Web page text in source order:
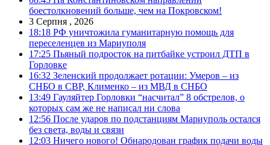
боестолкновений больше, чем на Покровском!
3 Серпня , 2026
18:18 РФ уничтожила гуманитарную помощь для
переселенцев из Мариуполя
17:25 Пьяный подросток на питбайке устроил ДТП в
Горловке
16:32 Зеленский продолжает ротации: Умеров – из
СНБО в СВР, Клименко – из МВД в СНБО
13:49 Гауляйтер Горловки “насчитал” 8 обстрелов, о
которых сам же не написал ни слова
12:56 После ударов по подстанциям Мариуполь остался
без света, воды и связи
12:03 Ничего нового! Обнародован график подачи воды